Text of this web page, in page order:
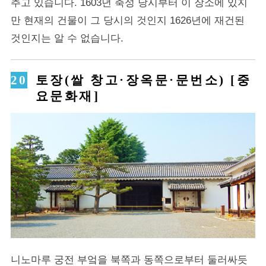
추고 있습니다. 1603년 축성 당시부터 이 장소에 있지
만 현재의 건물이 그 당시의 것인지 1626년에 재건된
것인지는 알 수 없습니다.
토장(쌀 창고·장옥문·문번소) [중
요문화재]
니노마루 궁전 부엌을 북쪽과 동쪽으로부터 둘러싸듯